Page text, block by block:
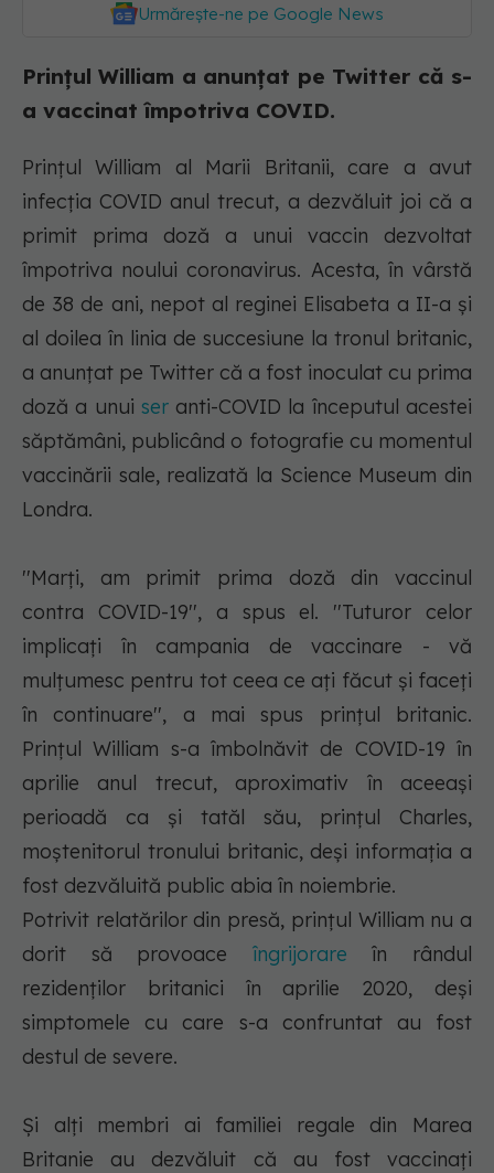
Urmărește-ne pe Google News
Prințul William a anunțat pe Twitter că s-
a vaccinat împotriva COVID.
Prinţul William al Marii Britanii, care a avut
infecția COVID anul trecut, a dezvăluit joi că a
primit prima doză a unui vaccin dezvoltat
împotriva noului coronavirus. Acesta, în vârstă
de 38 de ani, nepot al reginei Elisabeta a II-a şi
al doilea în linia de succesiune la tronul britanic,
a anunţat pe Twitter că a fost inoculat cu prima
doză a unui seranti-COVID la începutul acestei
săptămâni, publicând o fotografie cu momentul
vaccinării sale, realizată la Science Museum din
Londra.
''Marţi, am primit prima doză din vaccinul
contra COVID-19'', a spus el. ''Tuturor celor
implicaţi în campania de vaccinare - vă
mulţumesc pentru tot ceea ce aţi făcut şi faceţi
în continuare'', a mai spus prinţul britanic.
Prinţul William s-a îmbolnăvit de COVID-19 în
aprilie anul trecut, aproximativ în aceeaşi
perioadă ca şi tatăl său, prinţul Charles,
moştenitorul tronului britanic, deşi informaţia a
fost dezvăluită public abia în noiembrie.
Potrivit relatărilor din presă, prinţul William nu a
dorit să provoace îngrijorare în rândul
rezidenţilor britanici în aprilie 2020, deşi
simptomele cu care s-a confruntat au fost
destul de severe.
Şi alţi membri ai familiei regale din Marea
Britanie au dezvăluit că au fost vaccinaţi